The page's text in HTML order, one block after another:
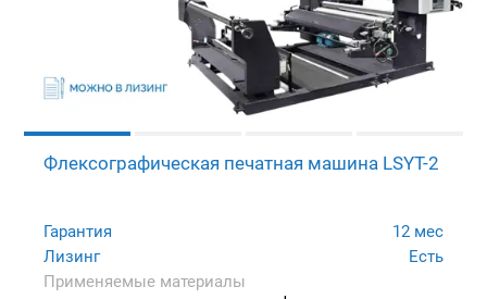
Флексографическая печатная машина LSYT-2
Гарантия
12 мес
Лизинг
Есть
Применяемые материалы